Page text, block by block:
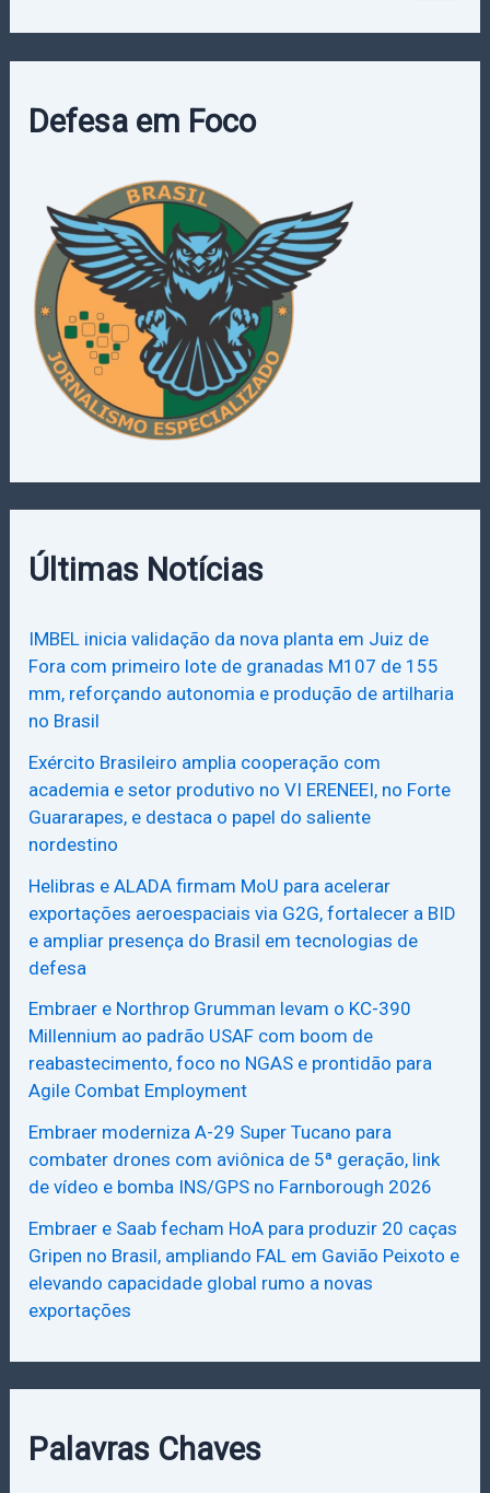
a
rDefesa em Foco
Últimas Notícias
IMBEL inicia validação da nova planta em Juiz de
Fora com primeiro lote de granadas M107 de 155
mm, reforçando autonomia e produção de artilharia
no Brasil
Exército Brasileiro amplia cooperação com
academia e setor produtivo no VI ERENEEI, no Forte
Guararapes, e destaca o papel do saliente
nordestino
Helibras e ALADA firmam MoU para acelerar
exportações aeroespaciais via G2G, fortalecer a BID
e ampliar presença do Brasil em tecnologias de
defesa
Embraer e Northrop Grumman levam o KC-390
Millennium ao padrão USAF com boom de
reabastecimento, foco no NGAS e prontidão para
Agile Combat Employment
Embraer moderniza A-29 Super Tucano para
combater drones com aviônica de 5ª geração, link
de vídeo e bomba INS/GPS no Farnborough 2026
Embraer e Saab fecham HoA para produzir 20 caças
Gripen no Brasil, ampliando FAL em Gavião Peixoto e
elevando capacidade global rumo a novas
exportações
Palavras Chaves